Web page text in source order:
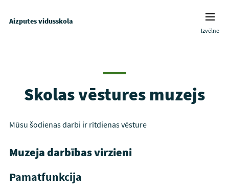
Aizputes vidusskola
Izvēlne
Skolas vēstures muzejs
Mūsu šodienas darbi ir rītdienas vēsture
Muzeja darbības virzieni
Pamatfunkcija